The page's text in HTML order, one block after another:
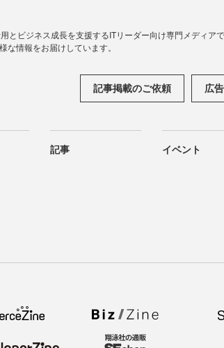
とビジネス成長を支援するITリーダー向け専門メディア
情報をお届けしています。
記事掲載のご依頼 広
記事 イベント